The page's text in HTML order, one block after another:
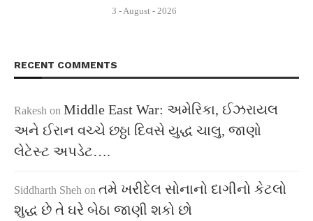
3 - August - 2026
RECENT COMMENTS
Rakesh on Middle East War: અમેરિકા, ઈઝરાયલ
અને ઈરાન વચ્ચે છઠ્ઠા દિવસે યુદ્ધ ચાલુ, જાણો
લેટેસ્ટ અપડેટ….
Siddharth Sheh on તમે ખરીદેલ સોનાનો દાગીનો કેટલો
શુદ્ધ છે તે ઘરે બેઠા જાણી શકો છો